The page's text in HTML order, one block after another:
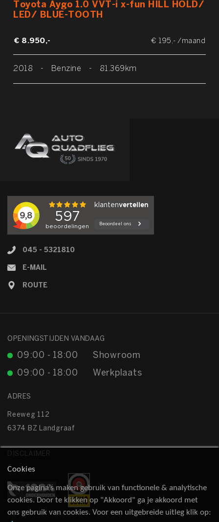
Toyota Aygo 1.0 VVT-i x-fun HILL HOLD/
LED/ BLUE-TOOTH
€ 8.950,- € 195,- /maand
2018 - Benzine - 81.369km
045 - 5321810
E-MAIL
ROUTE
OPENINGSTIJDEN VANDAAG
Showroom
09:00 - 18:00
Werkplaats
09:00 - 18:00
ADRES
Reeweg 112
6374 BZ Landgraaf
DISCLAIMER
Cookies
Onze pagina’s maken gebruik van functionele & analytische
cookies. Door te klikken op "Akkoord" ga je akkoord met
ons gebruik van cookies. Voor een uitgebreide uitleg klik op: